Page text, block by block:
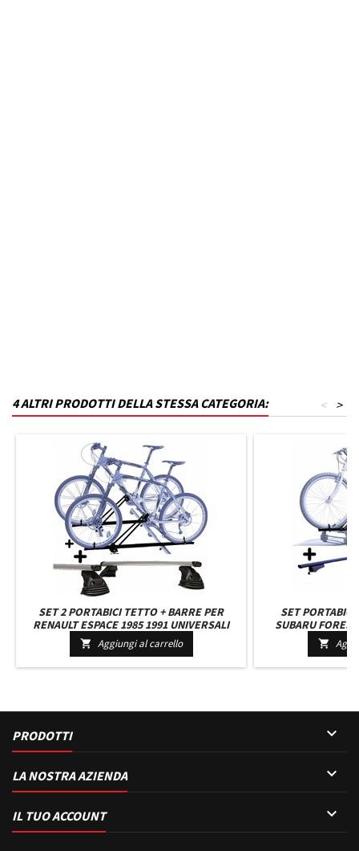
4 ALTRI PRODOTTI DELLA STESSA CATEGORIA: >
<
SET 2 PORTABICI TETTO + BARRE PER
RENAULT ESPACE 1985 1991 UNIVERSALI
CON CHIAVI BARRE 127 CM C/KIT ATTACCHI
MONTAGGIO FACILE
 Aggiungi al carrello
SET
SUBARU
ACCIAIO
ATTACCHI

PRODOTTI 
LA NOSTRA AZIENDA 
IL TUO ACCOUNT 